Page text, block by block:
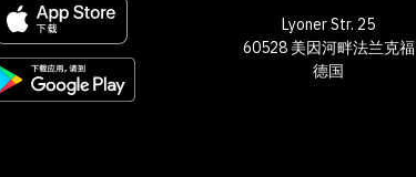
Lyoner Str. 25
60528 美因河畔法兰克福
德国